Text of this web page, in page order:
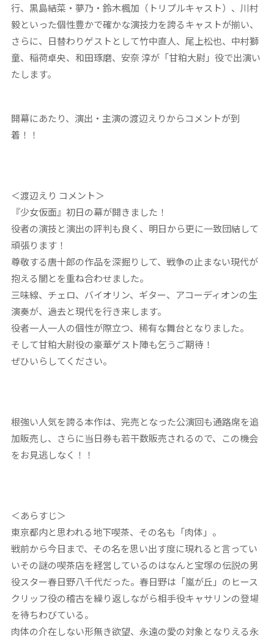
行、 黒島結菜 ・ 夢乃 ・ 鈴木楓加 （トリプルキャスト）、 川村
毅といった個性豊かで確かな演技力を誇るキャストが揃い、
さらに、日替わりゲストとして竹中直人、 尾上松也、 中村獅
童、 稲荷卓央、 和田琢磨、 安奈 淳が「甘粕大尉」役で出演い
たします。
開幕にあたり、演出・主演の渡辺えりからコメントが到
着！！
＜渡辺えり コメント＞
『少女仮面』初日の幕が開きました！
役者の演技と演出の評判も良く、明日から更に一致団結して
頑張ります！
尊敬する唐十郎の作品を深掘りして、戦争の止まない現代が
抱える闇とを重ね合わせました。
三味線、チェロ、バイオリン、ギター、アコーディオンの生
演奏が、過去と現代を行き来します。
役者一人一人の個性が際立つ、稀有な舞台となりました。
そして甘粕大尉役の豪華ゲスト陣も乞うご期待！
ぜひいらしてください。
根強い人気を誇る本作は、完売となった公演回も通路席を追
加販売し、さらに当日券も若干数販売されるので、この機会
をお見逃しなく！！
＜あらすじ＞
東京都内と思われる地下喫茶、その名も「肉体」。
戦前から今日まで、その名を思い出す度に現れると言ってい
いその謎の喫茶店を経営しているのはなんと宝塚の伝説の男
役スター春日野八千代だった。春日野は「嵐が丘」のヒース
クリッフ役の稽古を繰り返しながら相手役キャサリンの登場
を待ちわびている。
肉体の介在しない形無き欲望、永遠の愛の対象となりえる永